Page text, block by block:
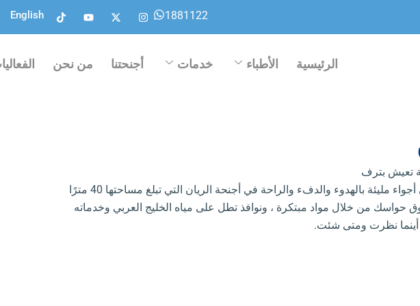
1881122
I
n
s
a
g
r
X
-
t
t
t
Y
o
u
b
e
T
i
k
k
English
الرئيسية الأطباء خدمات أجنحتنا من نحن
تعيش بترف
تجسد الفخامة والجمال في أجواء مليئة بالهدوء والدفء والراحة في أجنحة الريان التي تبلغ مساحتها 40 مترًا
حواسك من خلال مواد مبتكرة ، ونوافذ تطل على مياه الخليج العربي وخدماته
أينما نظرت ومتى شئت.